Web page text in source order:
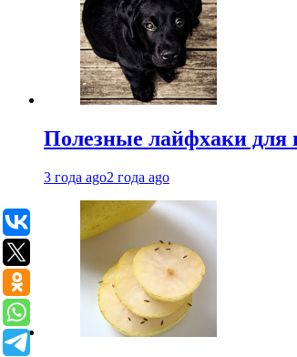
Полезные лайфхаки для
3 года ago2 года ago